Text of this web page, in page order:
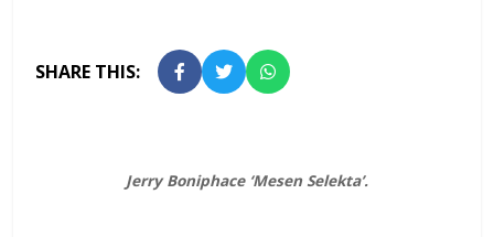
SHARE THIS:
Jerry Boniphace ‘Mesen Selekta’.